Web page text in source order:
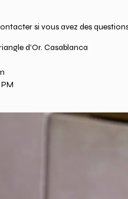
si vous avez des
d'Or. Casablanca